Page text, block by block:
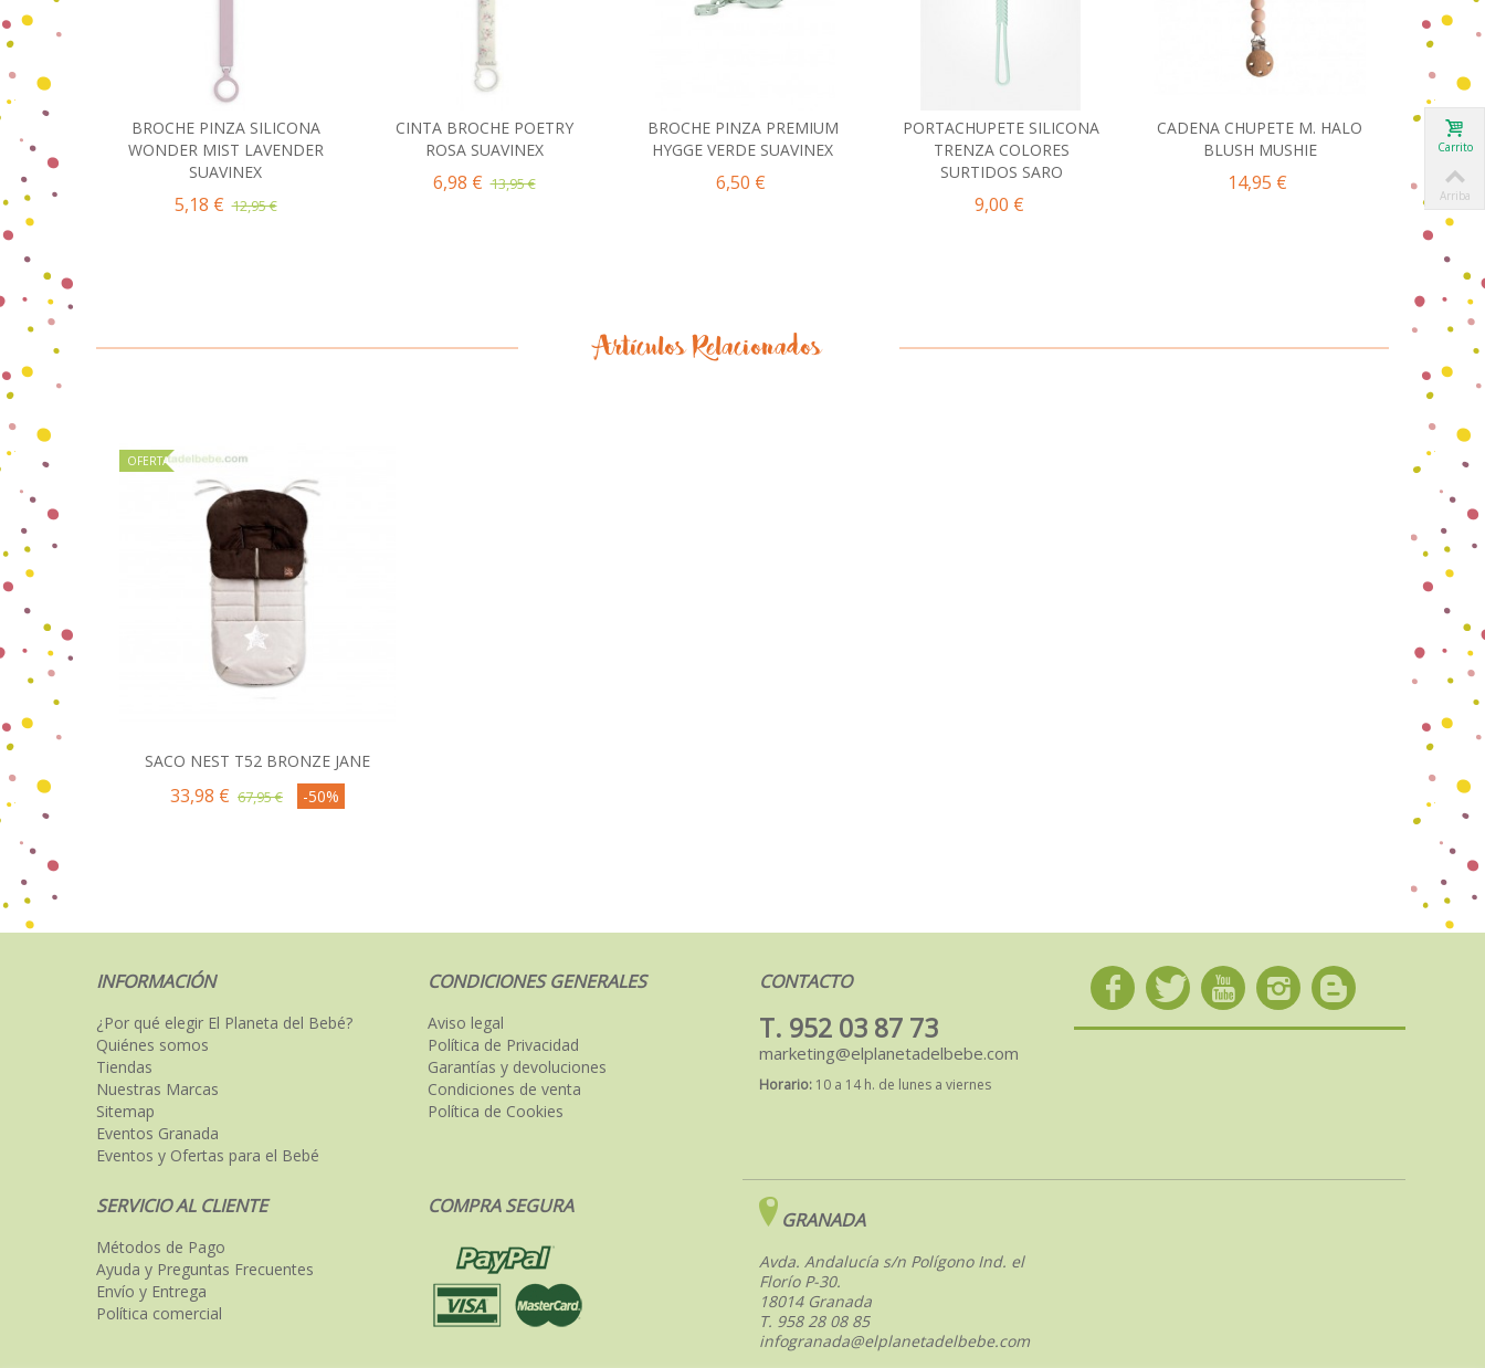
Añadir al carrito
BROCHE PINZA SILICONA
WONDER MIST LAVENDER
SUAVINEX
5,18 € 12,95 €
Añadir al carrito
CINTA BROCHE POETRY
ROSA SUAVINEX
6,98 € 13,95 €
Añadir al carrito
BROCHE PINZA PREMIUM
HYGGE VERDE SUAVINEX
6,50 €
Añadir al carrito
PORTACHUPETE SILICONA
TRENZA COLORES
SURTIDOS SARO
9,00 €
Añadir al carrito
CADENA CHUPETE M. HALO
BLUSH MUSHIE
14,95 €
CADENA
Artículos Relacionados
OFERTA
Comprar
SACO NEST T52 BRONZE JANE
33,98 € 67,95 € -50%
INFORMACIÓN
¿Por qué elegir El Planeta del Bebé?
Quiénes somos
Tiendas
Nuestras Marcas
Sitemap
Eventos Granada
Eventos y Ofertas para el Bebé
CONDICIONES GENERALES
Aviso legal
Política de Privacidad
Garantías y devoluciones
Condiciones de venta
Política de Cookies
CONTACTO
T. 952 03 87 73
marketing@elplanetadelbebe.com
Horario: 10 a 14 h. de lunes a viernes
SERVICIO AL CLIENTE
Métodos de Pago
Ayuda y Preguntas Frecuentes
Envío y Entrega
Política comercial
COMPRA SEGURA
GRANADA
Avda. Andalucía s/n Polígono Ind. el
Florío P-30.
18014 Granada
T. 958 28 08 85
infogranada@elplanetadelbebe.com
Carrito
Arriba